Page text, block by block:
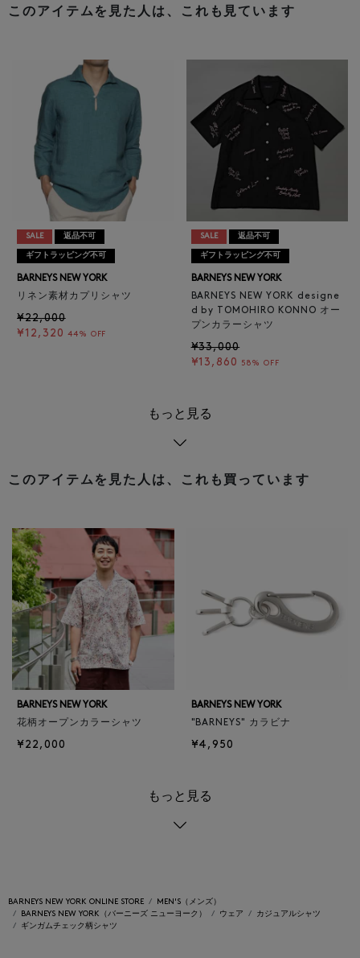
このアイテムを見た人は、これも見ています
SALE 返品不可
ギフトラッピング不可
BARNEYS NEW YORK
リネン素材カプリシャツ
¥22,000
¥12,320 44% OFF
SALE 返品不可
ギフトラッピング不可
BARNEYS NEW YORK
BARNEYS NEW YORK designe
d by TOMOHIRO KONNO オー
プンカラーシャツ
¥33,000
¥13,860
58% OFF
もっと見る
このアイテムを見た人は、これも買っています
BARNEYS NEW YORK
花柄オープンカラーシャツ
¥22,000
BARNEYS NEW YORK
"BARNEYS" カラビナ
¥4,950
もっと見る
BARNEYS NEW YORK ONLINE STORE
MEN'S（メンズ）
BARNEYS NEW YORK（バーニーズ ニューヨーク）
ウェア
カジュアルシャツ
ギンガムチェック柄シャツ